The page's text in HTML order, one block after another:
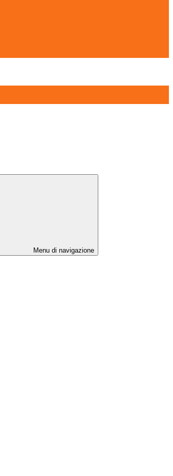
Menu di navigazione